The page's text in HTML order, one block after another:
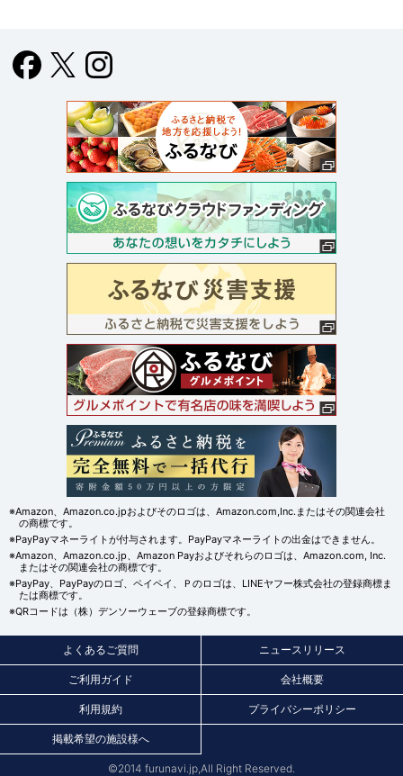
した！お邪魔する前は、周りにあまり子供が遊べる施設がな
いので、子供達がつまらないかな？と思ってましたが、帰り
す！宿の中で十分に楽しめます♫ また行きたい宿です！
※Amazon、Amazon.co.jpおよびそのロゴは、Amazon.com,Inc.またはその関連会社
の商標です。
※PayPayマネーライトが付与されます。PayPayマネーライトの出金はできません。
※Amazon、Amazon.co.jp、Amazon Payおよびそれらのロゴは、Amazon.com, Inc.
またはその関連会社の商標です。
※PayPay、PayPayのロゴ、ペイペイ、Ｐのロゴは、LINEヤフー株式会社の登録商標ま
たは商標です。
※QRコードは（株）デンソーウェーブの登録商標です。
よくあるご質問 ニュースリリース
ご利用ガイド 会社概要
利用規約 プライバシーポリシー
掲載希望の施設様へ
©2014 furunavi.jp,All Right Reserved.